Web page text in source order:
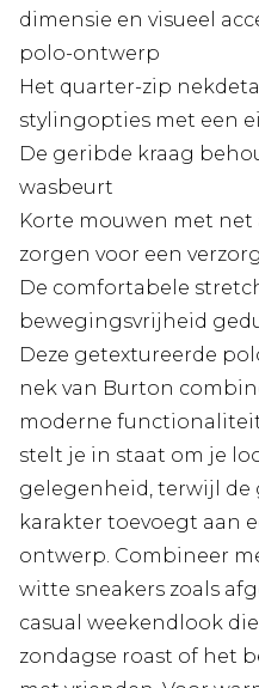
dimensie en visueel
polo-ontwerp
Het quarter-zip
stylingopties met een
De geribde kraag
wasbeurt
Korte mouwen met
zorgen voor een
De comfortabele
bewegingsvrijheid
Deze getextureerde
nek van Burton
moderne
stelt je in staat om je
gelegenheid, terwijl de
karakter toevoegt aan
ontwerp. Combineer
witte sneakers zoals
casual weekendlook
zondagse roast of het